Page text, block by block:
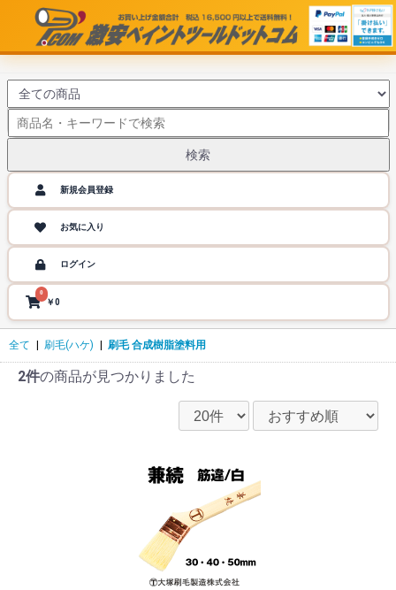
検索
新規会員登録
お気に入り
ログイン
0
￥0
全て | 刷毛(ハケ) | 刷毛 合成樹脂塗料用
2件の商品が見つかりました